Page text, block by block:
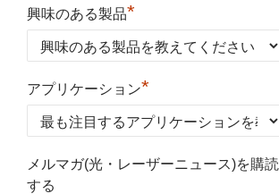
興味のある製品*
アプリケーション*
メルマガ(光・レーザーニュース)を購読
する